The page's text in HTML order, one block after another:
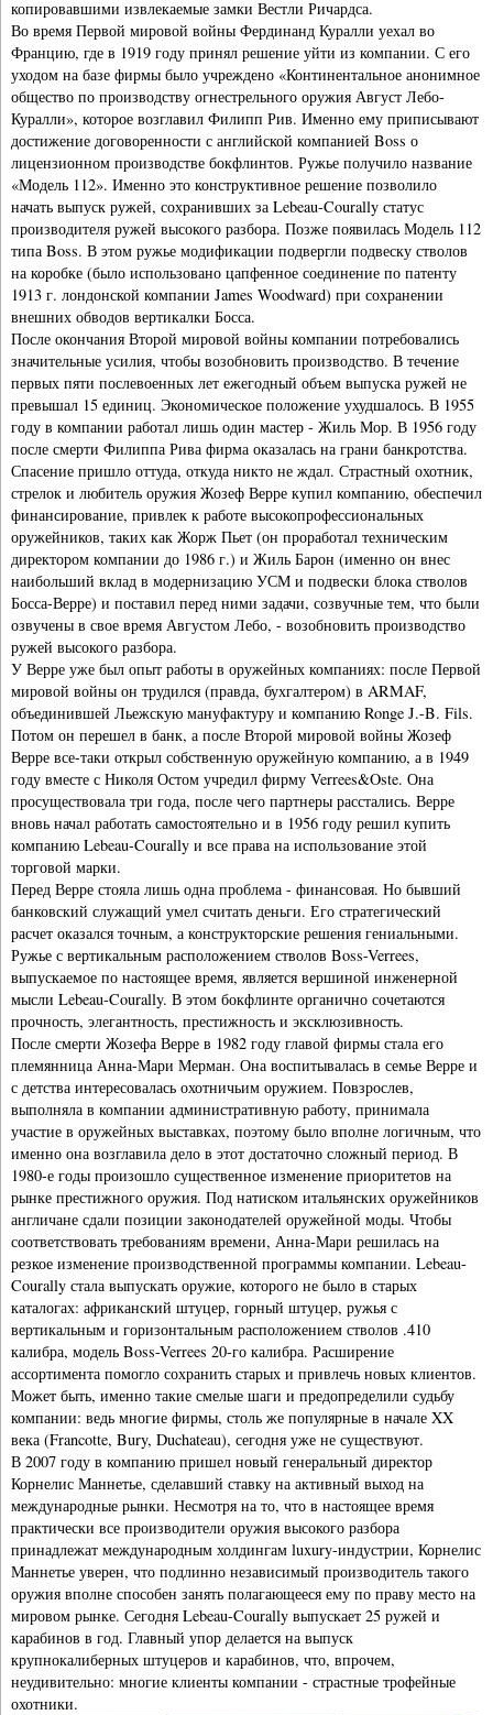
копировавшими извлекаемые замки Вестли Ричардса.
Во время Первой мировой войны Фердинанд Куралли уехал во
Францию, где в 1919 году принял решение уйти из компании. С его
уходом на базе фирмы было учреждено «Континентальное анонимное
общество по производству огнестрельного оружия Август Лебо-
Куралли», которое возглавил Филипп Рив. Именно ему приписывают
достижение договоренности с английской компанией Boss о
лицензионном производстве бокфлинтов. Ружье получило название
«Модель 112». Именно это конструктивное решение позволило
начать выпуск ружей, сохранивших за Lebeau-Courally статус
производителя ружей высокого разбора. Позже появилась Модель 112
типа Boss. В этом ружье модификации подвергли подвеску стволов
на коробке (было использовано цапфенное соединение по патенту
1913 г. лондонской компании James Woodward) при сохранении
внешних обводов вертикалки Босса.
После окончания Второй мировой войны компании потребовались
значительные усилия, чтобы возобновить производство. В течение
первых пяти послевоенных лет ежегодный объем выпуска ружей не
превышал 15 единиц. Экономическое положение ухудшалось. В 1955
году в компании работал лишь один мастер - Жиль Мор. В 1956 году
после смерти Филиппа Рива фирма оказалась на грани банкротства.
Спасение пришло оттуда, откуда никто не ждал. Страстный охотник,
стрелок и любитель оружия Жозеф Верре купил компанию, обеспечил
финансирование, привлек к работе высокопрофессиональных
оружейников, таких как Жорж Пьет (он проработал техническим
директором компании до 1986 г.) и Жиль Барон (именно он внес
наибольший вклад в модернизацию УСМ и подвески блока стволов
Босса-Верре) и поставил перед ними задачи, созвучные тем, что были
озвучены в свое время Августом Лебо, - возобновить производство
ружей высокого разбора.
У Верре уже был опыт работы в оружейных компаниях: после Первой
мировой войны он трудился (правда, бухгалтером) в ARMAF,
объединившей Льежскую мануфактуру и компанию Ronge J.-B. Fils.
Потом он перешел в банк, а после Второй мировой войны Жозеф
Верре все-таки открыл собственную оружейную компанию, а в 1949
году вместе с Николя Остом учредил фирму Verrees&Oste. Она
просуществовала три года, после чего партнеры расстались. Верре
вновь начал работать самостоятельно и в 1956 году решил купить
компанию Lebeau-Courally и все права на использование этой
торговой марки.
Перед Верре стояла лишь одна проблема - финансовая. Но бывший
банковский служащий умел считать деньги. Его стратегический
расчет оказался точным, а конструкторские решения гениальными.
Ружье с вертикальным расположением стволов Boss-Verrees,
выпускаемое по настоящее время, является вершиной инженерной
мысли Lebeau-Courally. В этом бокфлинте органично сочетаются
прочность, элегантность, престижность и эксклюзивность.
После смерти Жозефа Верре в 1982 году главой фирмы стала его
племянница Анна-Мари Мерман. Она воспитывалась в семье Верре и
с детства интересовалась охотничьим оружием. Повзрослев,
выполняла в компании административную работу, принимала
участие в оружейных выставках, поэтому было вполне логичным, что
именно она возглавила дело в этот достаточно сложный период. В
1980-е годы произошло существенное изменение приоритетов на
рынке престижного оружия. Под натиском итальянских оружейников
англичане сдали позиции законодателей оружейной моды. Чтобы
соответствовать требованиям времени, Анна-Мари решилась на
резкое изменение производственной программы компании. Lebeau-
Courally стала выпускать оружие, которого не было в старых
каталогах: африканский штуцер, горный штуцер, ружья с
вертикальным и горизонтальным расположением стволов .410
калибра, модель Boss-Verrees 20-го калибра. Расширение
ассортимента помогло сохранить старых и привлечь новых клиентов.
Может быть, именно такие смелые шаги и предопределили судьбу
компании: ведь многие фирмы, столь же популярные в начале XX
века (Francotte, Bury, Duchateau), сегодня уже не существуют.
В 2007 году в компанию пришел новый генеральный директор
Корнелис Маннетье, сделавший ставку на активный выход на
международные рынки. Несмотря на то, что в настоящее время
практически все производители оружия высокого разбора
принадлежат международным холдингам luxury-индустрии, Корнелис
Маннетье уверен, что подлинно независимый производитель такого
оружия вполне способен занять полагающееся ему по праву место на
мировом рынке. Сегодня Lebeau-Courally выпускает 25 ружей и
карабинов в год. Главный упор делается на выпуск
крупнокалиберных штуцеров и карабинов, что, впрочем,
неудивительно: многие клиенты компании - страстные трофейные
охотники.